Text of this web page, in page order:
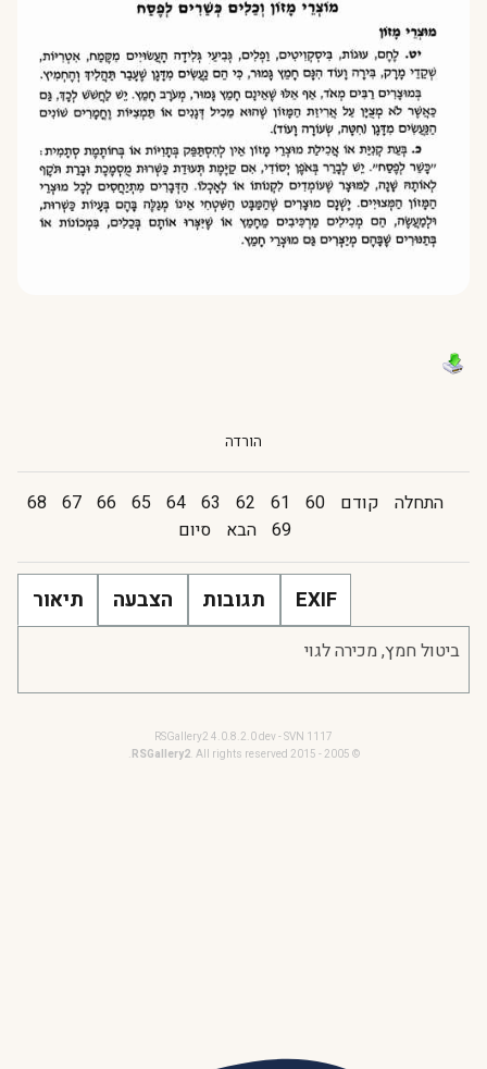
הורדה
התחלה קודם 60
61
62
63
64
65
66
67
68
69 הבא סיום
תיאור הצבעה תגובות EXIF
ביטול חמץ, מכירה לגוי
RSGallery2 4.0.8.2.0 dev - SVN 1117
© 2005 - 2015
RSGallery2. All rights reserved.